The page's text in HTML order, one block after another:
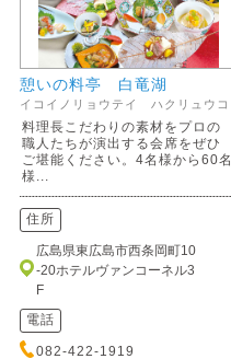
憩いの料亭 白竜湖
イコイノリョウテイ ハクリュウコ
料理長こだわりの素材をプロの
職人たちが演出する会席をぜひ
ご堪能ください。4名様から60名
様...
住所
広島県東広島市西条岡町10
-20ホテルヴァンコーネル3
F
電話
082-422-1919